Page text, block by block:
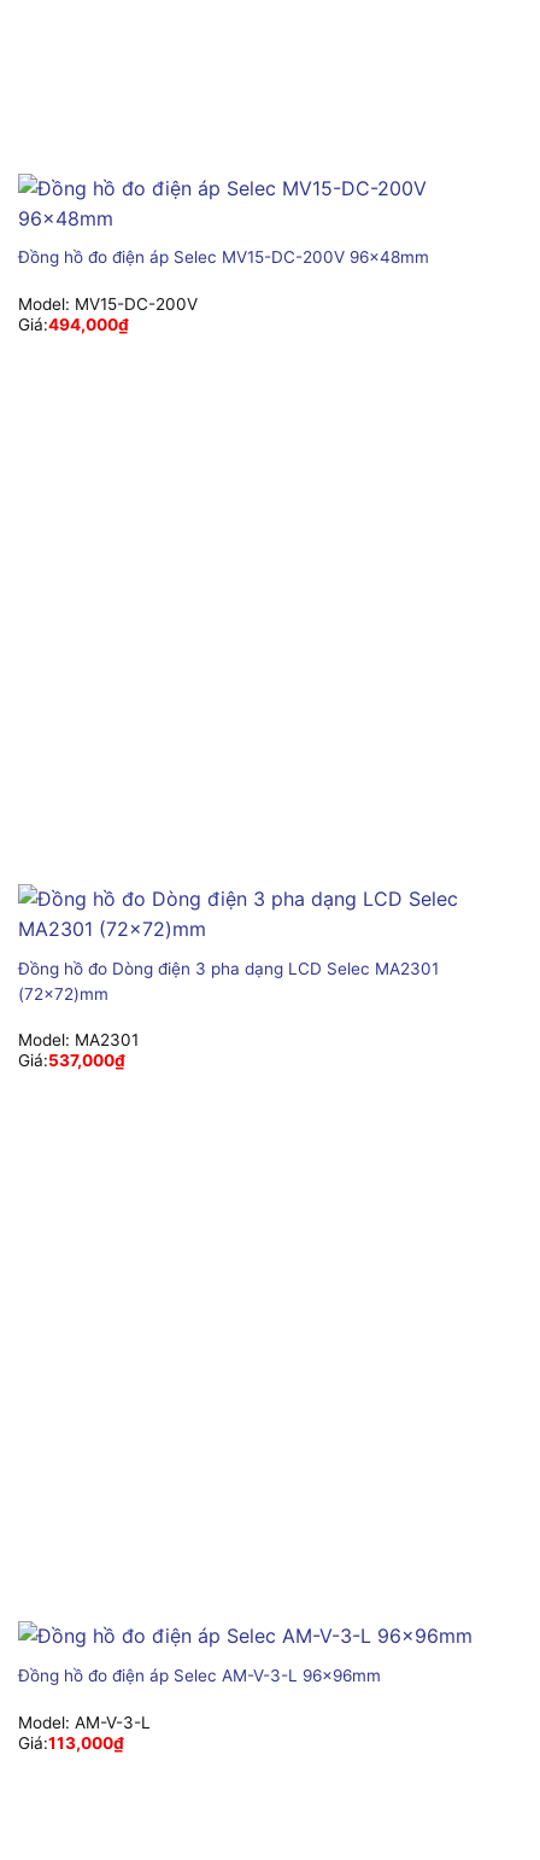
Đồng hồ đo điện áp Selec MV15-DC-200V 96x48mm
Model: MV15-DC-200V
Giá:494,000₫
Đồng hồ đo Dòng điện 3 pha dạng LCD Selec MA2301
(72×72)mm
Model: MA2301
Giá:537,000₫
Đồng hồ đo điện áp Selec AM-V-3-L 96x96mm
Model: AM-V-3-L
Giá:113,000₫